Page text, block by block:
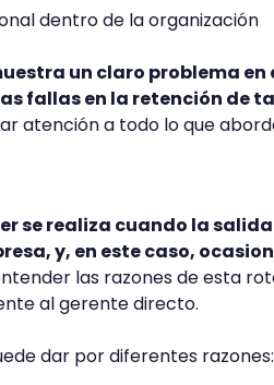
dentro de la organización
un claro problema en
fallas en la retención de
atención a todo lo que
se realiza cuando la
y, en este caso,
las razones de esta
al gerente directo.
dar por diferentes razones: